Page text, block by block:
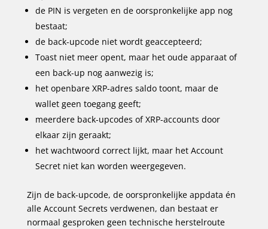
de PIN is vergeten en de oorspronkelijke app nog
bestaat;
de back-upcode niet wordt geaccepteerd;
Toast niet meer opent, maar het oude apparaat of
een back-up nog aanwezig is;
het openbare XRP-adres saldo toont, maar de
wallet geen toegang geeft;
meerdere back-upcodes of XRP-accounts door
elkaar zijn geraakt;
het wachtwoord correct lijkt, maar het Account
Secret niet kan worden weergegeven.
Zijn de back-upcode, de oorspronkelijke appdata én
alle Account Secrets verdwenen, dan bestaat er
normaal gesproken geen technische herstelroute